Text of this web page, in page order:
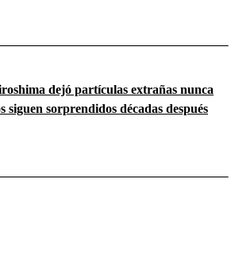
dejó partículas extrañas nunca
siguen sorprendidos décadas después